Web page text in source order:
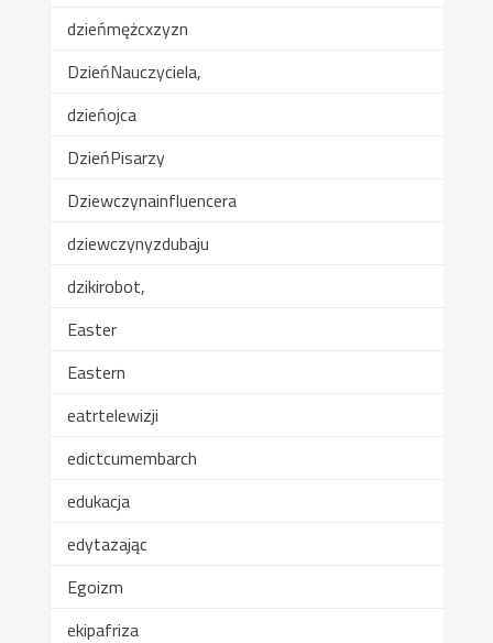
dzieńmężcxzyzn
DzieńNauczyciela,
dzieńojca
DzieńPisarzy
Dziewczynainfluencera
dziewczynyzdubaju
dzikirobot,
Easter
Eastern
eatrtelewizji
edictcumembarch
edukacja
edytazając
Egoizm
ekipafriza